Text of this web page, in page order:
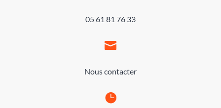
05 61 81 76 33

Nous contacter
